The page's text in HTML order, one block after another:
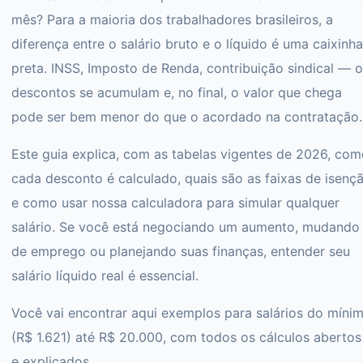
mês? Para a maioria dos trabalhadores brasileiros, a
diferença entre o salário bruto e o líquido é uma caixinha
preta. INSS, Imposto de Renda, contribuição sindical —
descontos se acumulam e, no final, o valor que chega
pode ser bem menor do que o acordado na contratação.
Este guia explica, com as tabelas vigentes de 2026,
cada desconto é calculado, quais são as faixas de
e como usar nossa calculadora para simular qualquer
salário. Se você está negociando um aumento, mudando
de emprego ou planejando suas finanças, entender seu
salário líquido real é essencial.
Você vai encontrar aqui exemplos para salários do
(R$ 1.621) até R$ 20.000, com todos os cálculos abertos